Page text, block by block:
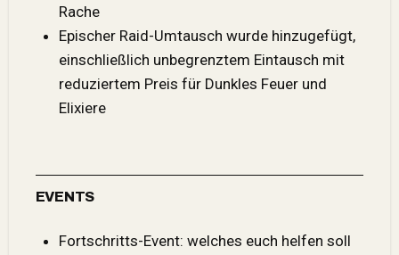
Rache
Epischer Raid-Umtausch wurde hinzugefügt,
einschließlich unbegrenztem Eintausch mit
reduziertem Preis für Dunkles Feuer und
Elixiere
EVENTS
Fortschritts-Event: welches euch helfen soll